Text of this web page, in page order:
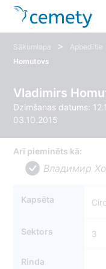
Sākumlapa > Apbedītie
Homutovs
Vladimirs
Dzimšanas datums:
03.10.2015
Arī pieminēts kā:
Владимир
Kapsēta
Sektors 3
Rinda